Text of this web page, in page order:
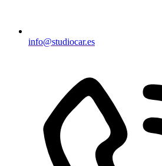
info@studiocar.es